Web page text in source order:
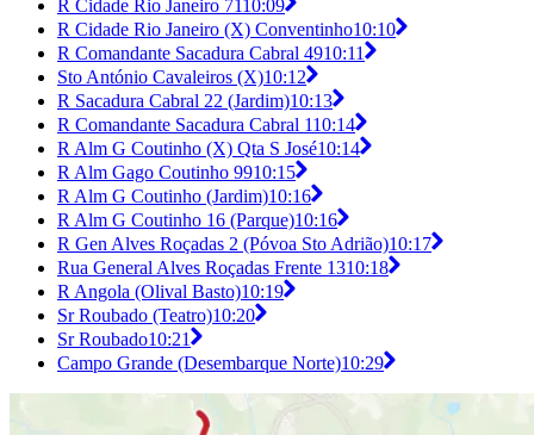
R Cidade Rio Janeiro 7110:09
R Cidade Rio Janeiro (X) Conventinho10:10
R Comandante Sacadura Cabral 4910:11
Sto António Cavaleiros (X)10:12
R Sacadura Cabral 22 (Jardim)10:13
R Comandante Sacadura Cabral 110:14
R Alm G Coutinho (X) Qta S José10:14
R Alm Gago Coutinho 9910:15
R Alm G Coutinho (Jardim)10:16
R Alm G Coutinho 16 (Parque)10:16
R Gen Alves Roçadas 2 (Póvoa Sto Adrião)10:17
Rua General Alves Roçadas Frente 1310:18
R Angola (Olival Basto)10:19
Sr Roubado (Teatro)10:20
Sr Roubado10:21
Campo Grande (Desembarque Norte)10:29